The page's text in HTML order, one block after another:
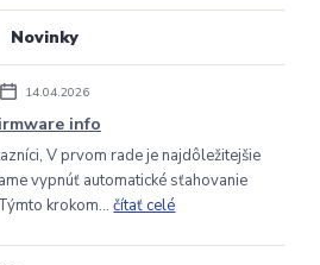
Novinky
14.04.2026
info
V prvom rade je najdôležitejšie
vypnúť automatické sťahovanie
krokom...čítať celé